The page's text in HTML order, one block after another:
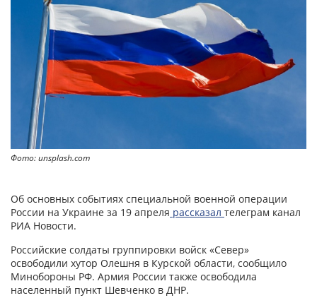
Фото: unsplash.com
Об основных событиях специальной военной операции
России на Украине за 19 апреля рассказал телеграм канал
РИА Новости.
Российские солдаты группировки войск «Север»
освободили хутор Олешня в Курской области, сообщило
Минобороны РФ. Армия России также освободила
населенный пункт Шевченко в ДНР.